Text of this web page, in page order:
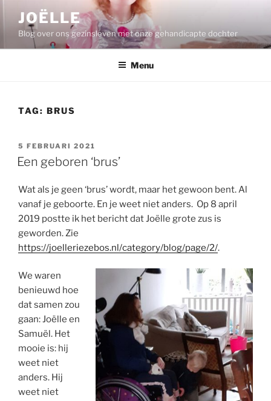
inhoud
JOËLLE
Blog over ons gezinsleven met onze gehandicapte dochter
Menu
TAG: BRUS
GEPLAATST
OP
5 FEBRUARI 2021
Een geboren ‘brus’
Wat als je geen ‘brus’ wordt, maar het gewoon bent. Al
vanaf je geboorte. En je weet niet anders. Op 8 april
2019 postte ik het bericht dat Joëlle grote zus is
geworden. Zie
https://joelleriezebos.nl/category/blog/page/2/.
We waren
benieuwd hoe
dat samen zou
gaan: Joëlle en
Samuël. Het
mooie is: hij
weet niet
anders. Hij
weet niet